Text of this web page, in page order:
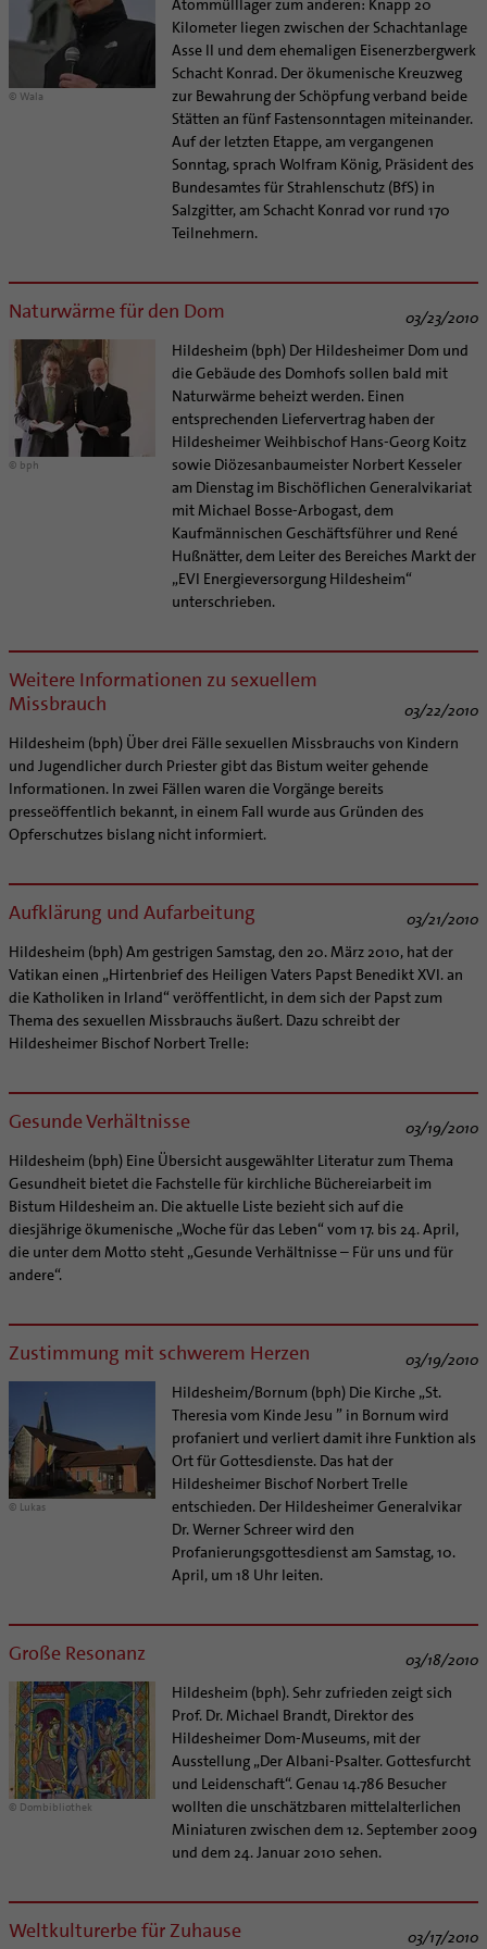
Ehe - Familie - Geschlechtergerechtigkeit
Kategoriale und Diakonale Seelsorge
Notfall
Polizei- und Feuerwehr
Veranstaltungen
Supervision
Coaching
Aufbrüche in der Kirche
Ehrenamtliche
KirchenZeitung online
Verwaltungsbeauftragte / Verwaltungsleitungen in
© Wala
Kilometer liegen zwischen der Schachtanlage
Asse II und dem ehemaligen Eisenerzbergwerk
Schacht Konrad. Der ökumenische Kreuzweg
zur Bewahrung der Schöpfung verband beide
Stätten an fünf Fastensonntagen miteinander.
Auf der letzten Etappe, am vergangenen
Sonntag, sprach Wolfram König, Präsident des
Bundesamtes für Strahlenschutz (BfS) in
Salzgitter, am Schacht Konrad vor rund 170
Teilnehmern.
Naturwärme für den Dom 03/23/2010
© bph
Hildesheim (bph) Der Hildesheimer Dom und
die Gebäude des Domhofs sollen bald mit
Naturwärme beheizt werden. Einen
entsprechenden Liefervertrag haben der
Hildesheimer Weihbischof Hans-Georg Koitz
sowie Diözesanbaumeister Norbert Kesseler
am Dienstag im Bischöflichen Generalvikariat
mit Michael Bosse-Arbogast, dem
Kaufmännischen Geschäftsführer und René
Hußnätter, dem Leiter des Bereiches Markt der
„EVI Energieversorgung Hildesheim“
unterschrieben.
Weitere Informationen zu sexuellem
Missbrauch
03/22/2010
Hildesheim (bph) Über drei Fälle sexuellen Missbrauchs von Kindern
und Jugendlicher durch Priester gibt das Bistum weiter gehende
Informationen. In zwei Fällen waren die Vorgänge bereits
presseöffentlich bekannt, in einem Fall wurde aus Gründen des
Opferschutzes bislang nicht informiert.
Aufklärung und Aufarbeitung
03/21/2010
Hildesheim (bph) Am gestrigen Samstag, den 20. März 2010, hat der
Vatikan einen „Hirtenbrief des Heiligen Vaters Papst Benedikt XVI. an
die Katholiken in Irland“ veröffentlicht, in dem sich der Papst zum
Thema des sexuellen Missbrauchs äußert. Dazu schreibt der
Hildesheimer Bischof Norbert Trelle:
Gesunde Verhältnisse
03/19/2010
Hildesheim (bph) Eine Übersicht ausgewählter Literatur zum Thema
Gesundheit bietet die Fachstelle für kirchliche Büchereiarbeit im
Bistum Hildesheim an. Die aktuelle Liste bezieht sich auf die
diesjährige ökumenische „Woche für das Leben“ vom 17. bis 24. April,
die unter dem Motto steht „Gesunde Verhältnisse – Für uns und für
andere“.
Zustimmung mit schwerem Herzen 03/19/2010
© Lukas
Hildesheim/Bornum (bph) Die Kirche „St.
Theresia vom Kinde Jesu ” in Bornum wird
profaniert und verliert damit ihre Funktion als
Ort für Gottesdienste. Das hat der
Hildesheimer Bischof Norbert Trelle
entschieden. Der Hildesheimer Generalvikar
Dr. Werner Schreer wird den
Profanierungsgottesdienst am Samstag, 10.
April, um 18 Uhr leiten.
Große Resonanz 03/18/2010
© Dombibliothek
Hildesheim (bph). Sehr zufrieden zeigt sich
Prof. Dr. Michael Brandt, Direktor des
Hildesheimer Dom-Museums, mit der
Ausstellung „Der Albani-Psalter. Gottesfurcht
und Leidenschaft“. Genau 14.786 Besucher
wollten die unschätzbaren mittelalterlichen
Miniaturen zwischen dem 12. September 2009
und dem 24. Januar 2010 sehen.
Weltkulturerbe für Zuhause 03/17/2010